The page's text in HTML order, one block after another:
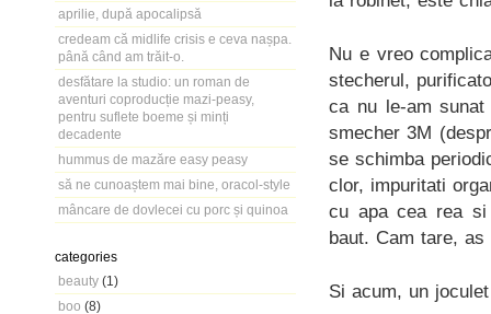
aprilie, după apocalipsă
credeam că midlife crisis e ceva nașpa.
până când am trăit-o.
desfătare la studio: un roman de
aventuri coproducție mazi-peasy,
pentru suflete boeme și minți
decadente
hummus de mazăre easy peasy
să ne cunoaștem mai bine, oracol-style
mâncare de dovlecei cu porc și quinoa
categories
beauty (1)
boo (8)
Nu e vreo
stecherul,
ca nu le-am
smecher 3M
se schimba
clor, impuritati
cu apa cea rea si
baut. Cam tare, as
Si acum, un